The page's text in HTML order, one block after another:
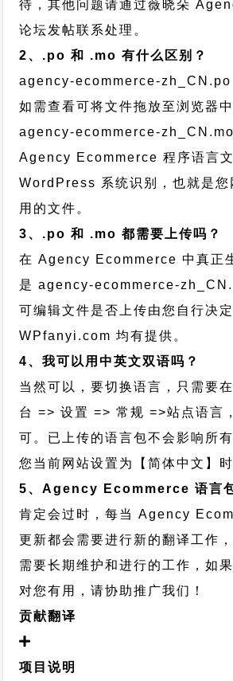
待，其他问题请通过薇晓朵
论坛发帖联系处理。
2、.po 和 .mo 有什么区别？
agency-ecommerce-zh_CN.po
如需查看可将文件拖放至浏览器
agency-ecommerce-zh_CN.mo
Agency Ecommerce 程序语言
WordPress 系统识别，也就是您
用的文件。
3、.po 和 .mo 都需要上传吗？
在 Agency Ecommerce 中真正
是 agency-ecommerce-
可编辑文件是否上传由您自行决定
WPfanyi.com 均有提供。
4、我可以用中英文双语吗？
当然可以，要切换语言，只需要
台 => 设置 => 常规 =>站点语言
可。已上传的语言包不会影响所
您当前网站设置为【简体中文】时
5、Agency Ecommerce 语言
肯定会过时，每当 Agency
更新都会需要进行新的翻译工作
需要长期维护和进行的工作，如
对您有用，请协助推广我们！
贡献翻译
项目说明